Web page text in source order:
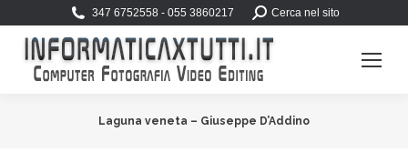
347 6752558 - 055 3860217 Search:Cerca nel sito
Laguna veneta – Giuseppe D’Addino